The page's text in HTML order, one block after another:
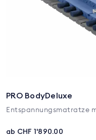
PRO BodyDeluxe
Entspannungsmatratze
ab CHF 1'890.00